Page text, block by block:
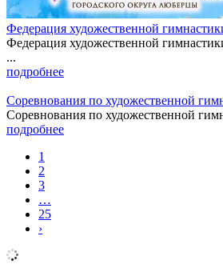
Федерация художественной
Федерация художественной
...
подробнее
Соревнования по художественной
Соревнования по художественной
подробнее
1
2
3
…
25
›